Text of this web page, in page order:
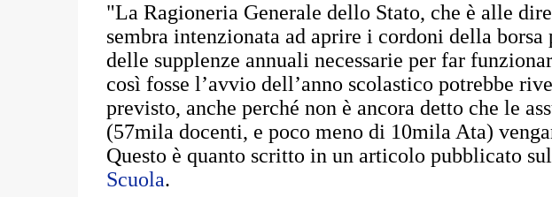
"La Ragioneria Generale dello Stato, che è alle
sembra intenzionata ad aprire i cordoni della
delle supplenze annuali necessarie per far
così fosse l’avvio dell’anno scolastico potrebbe
previsto, anche perché non è ancora detto che le
(57mila docenti, e poco meno di 10mila Ata)
Questo è quanto scritto in un articolo pubblicato
Scuola.